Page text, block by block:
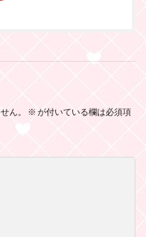
ん。 ※ が付いている欄は必須項